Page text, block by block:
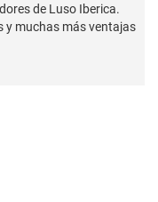
de Luso Iberica.
y muchas más ventajas